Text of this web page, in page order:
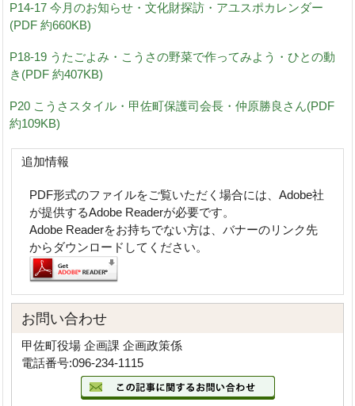
P14-17 今月のお知らせ・文化財探訪・アユスポカレンダー
(PDF 約660KB)
P18-19 うたごよみ・こうさの野菜で作ってみよう・ひとの動
き(PDF 約407KB)
P20 こうさスタイル・甲佐町保護司会長・仲原勝良さん(PDF
約109KB)
追加情報
PDF形式のファイルをご覧いただく場合には、Adobe社
が提供するAdobe Readerが必要です。
Adobe Readerをお持ちでない方は、バナーのリンク先
からダウンロードしてください。
お問い合わせ
甲佐町役場 企画課 企画政策係
電話番号:096-234-1115